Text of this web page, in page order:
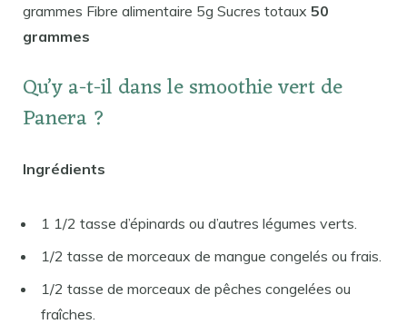
grammes Fibre alimentaire 5g Sucres totaux 50
grammes
Qu’y a-t-il dans le smoothie vert de
Panera ?
Ingrédients
1 1/2 tasse d’épinards ou d’autres légumes verts.
1/2 tasse de morceaux de mangue congelés ou frais.
1/2 tasse de morceaux de pêches congelées ou
fraîches.